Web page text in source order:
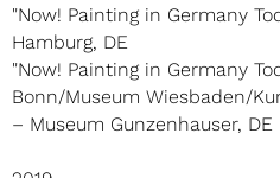
"Now! Painting in Germany
Hamburg, DE
"Now! Painting in Germany
Bonn/Museum Wiesbaden/
– Museum Gunzenhauser, DE